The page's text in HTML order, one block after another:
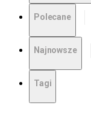
Polecane
Najnowsze
Tagi